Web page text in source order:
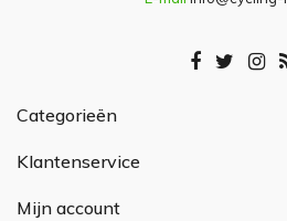
Categorieën
Klantenservice
Mijn account